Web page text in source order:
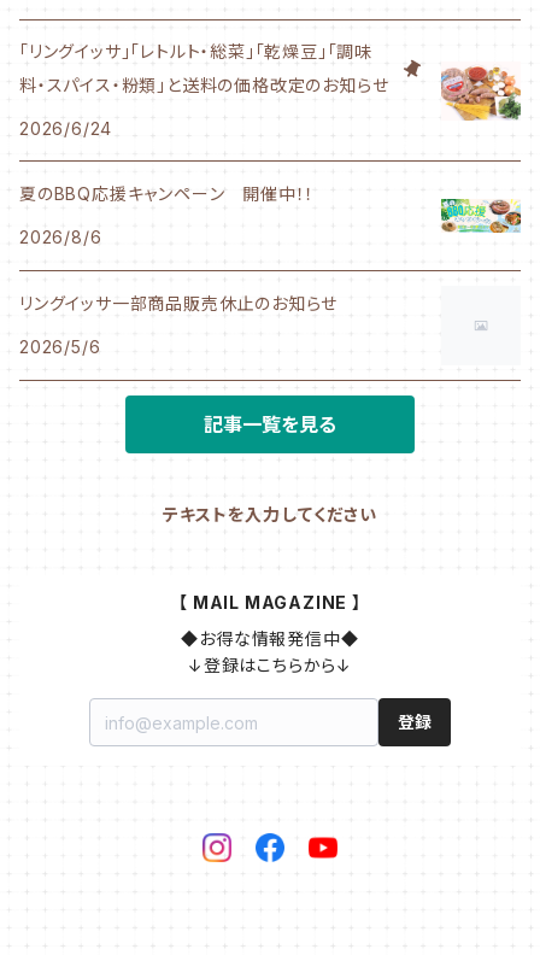
「リングイッサ」「レトルト・総菜」「乾燥豆」「調味
料・スパイス・粉類」と送料の価格改定のお知らせ
2026/6/24
夏のBBQ応援キャンペーン 開催中！！
2026/8/6
リングイッサ一部商品販売休止のお知らせ
2026/5/6
記事一覧を見る
テキストを入力してください
【 MAIL MAGAZINE 】
◆お得な情報発信中◆
↓登録はこちらから↓
登録